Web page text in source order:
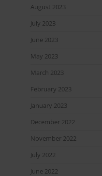
August 2023
July 2023
June 2023
May 2023
March 2023
February 2023
January 2023
December 2022
November 2022
July 2022
June 2022